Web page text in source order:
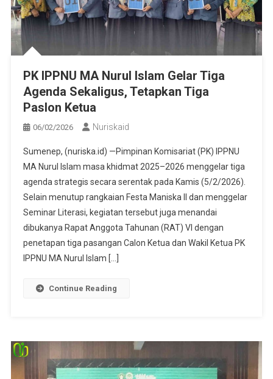
PK IPPNU MA Nurul Islam Gelar Tiga
Agenda Sekaligus, Tetapkan Tiga
Paslon Ketua
06/02/2026 Nuriskaid
Sumenep, (nuriska.id) —Pimpinan Komisariat (PK) IPPNU
MA Nurul Islam masa khidmat 2025–2026 menggelar tiga
agenda strategis secara serentak pada Kamis (5/2/2026).
Selain menutup rangkaian Festa Maniska II dan menggelar
Seminar Literasi, kegiatan tersebut juga menandai
dibukanya Rapat Anggota Tahunan (RAT) VI dengan
penetapan tiga pasangan Calon Ketua dan Wakil Ketua PK
IPPNU MA Nurul Islam […]
Continue Reading